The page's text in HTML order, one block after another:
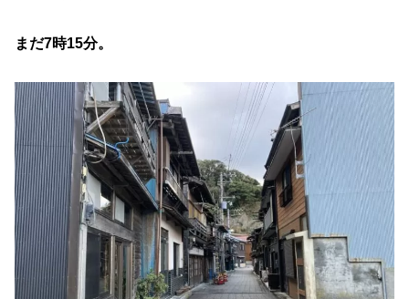
まだ7時15分。